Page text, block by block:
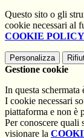
Questo sito o gli
cookie necessari al
COOKIE POLICY
Personalizza
Gestione cookie
In questa
I cookie necessari
piattaforma e non è
Per conoscere quali
visionare la